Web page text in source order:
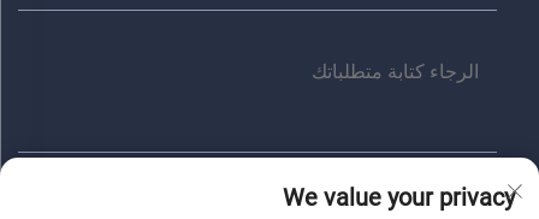
أرسل
We value your privacy